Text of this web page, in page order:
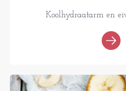
Koolhydraatarm en